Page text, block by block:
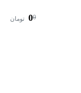
0
0 تومان